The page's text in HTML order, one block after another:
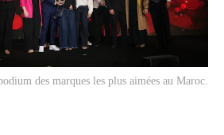
des marques les plus aimées au Maroc.